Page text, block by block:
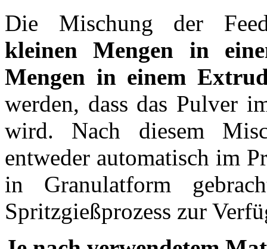
Die Mischung der
kleinen Mengen in
Mengen in einem
werden, dass das Pulver
wird. Nach diesem
entweder automatisch im
in Granulatform
Spritzgießprozess zur